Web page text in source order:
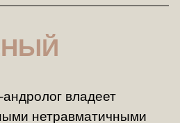
владеет
нетравматичными